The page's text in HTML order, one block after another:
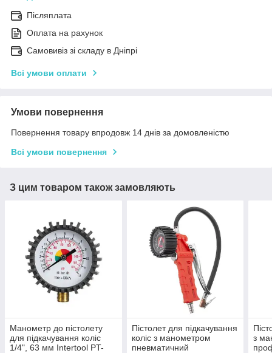
Післяплата
Оплата на рахунок
Самовивіз зі складу в Дніпрі
Всі умови оплати
Умови повернення
Повернення товару впродовж 14 днів за домовленістю
Всі умови повернення
З цим товаром також замовляють
Манометр до пістолету
для підкачування коліс
1/4", 63 мм Intertool PT-
Пістолет для підкачування
коліс з манометром
пневматичний
з